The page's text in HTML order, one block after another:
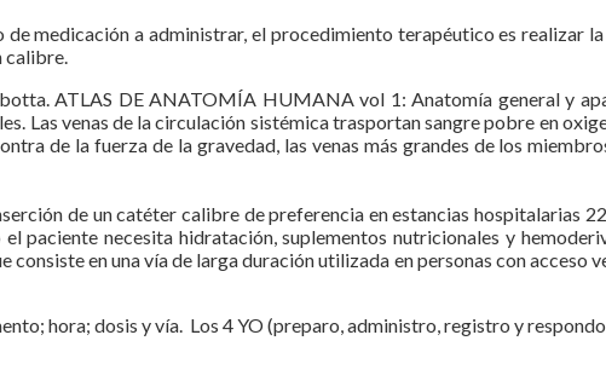
medicación a administrar, el procedimiento terapéutico es realizar
calibre.
ATLAS DE ANATOMÍA HUMANA vol 1: Anatomía general y
Las venas de la circulación sistémica trasportan sangre pobre en
de la fuerza de la gravedad, las venas más grandes de los
de un catéter calibre de preferencia en estancias hospitalarias
paciente necesita hidratación, suplementos nutricionales y
en una vía de larga duración utilizada en personas con acceso
hora; dosis y vía. Los 4 YO (preparo, administro, registro y